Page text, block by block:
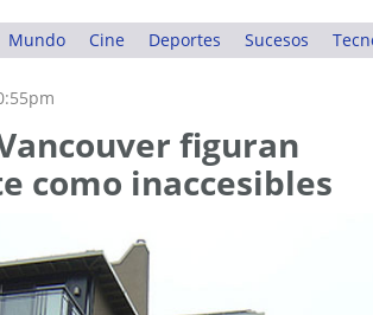
Mundo Cine Deportes Sucesos
figuran
como inaccesibles